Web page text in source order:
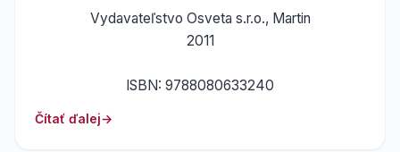
Vydavateľstvo Osveta s.r.o., Martin
2011
ISBN: 9788080633240
Čítať ďalej